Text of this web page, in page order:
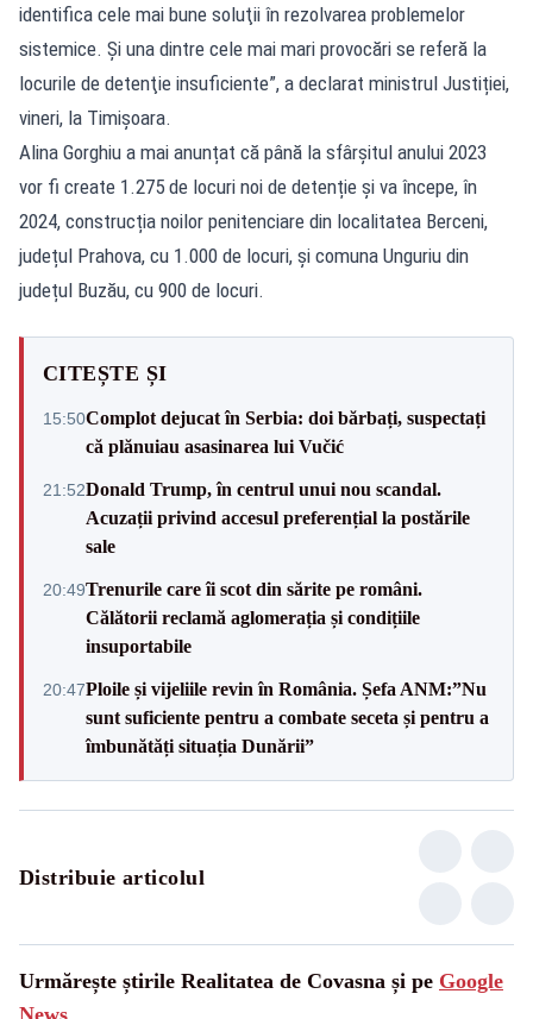
identifica cele mai bune soluţii în rezolvarea problemelor
sistemice. Şi una dintre cele mai mari provocări se referă la
locurile de detenţie insuficiente”, a declarat ministrul Justiției,
vineri, la Timișoara.
Alina Gorghiu a mai anunțat că până la sfârșitul anului 2023
vor fi create 1.275 de locuri noi de detenție și va începe, în
2024, construcția noilor penitenciare din localitatea Berceni,
județul Prahova, cu 1.000 de locuri, și comuna Unguriu din
județul Buzău, cu 900 de locuri.
CITEȘTE ȘI
15:50Complot dejucat în Serbia: doi bărbați, suspectați
că plănuiau asasinarea lui Vučić
21:52Donald Trump, în centrul unui nou scandal.
Acuzații privind accesul preferențial la postările
sale
20:49Trenurile care îi scot din sărite pe români.
Călătorii reclamă aglomerația și condițiile
insuportabile
20:47Ploile și vijeliile revin în România. Șefa ANM:”Nu
sunt suficiente pentru a combate seceta și pentru a
îmbunătăți situația Dunării”
Distribuie articolul
Urmărește știrile Realitatea de Covasna și pe Google
News